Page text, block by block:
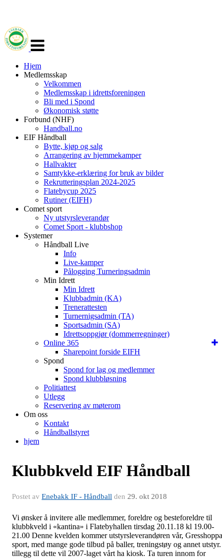
navigasjon
Hjem
Medlemsskap
Velkommen
Medlemsskap i idrettsforeningen
Bli med i Spond
Økonomisk støtte
Forbund (NHF)
Handball.no
EIF Håndball
Bytte, kjøp og salg
Arrangering av hjemmekamper
Hallvakter
Samtykke-erklæring for bruk av bilder
Rekrutteringsplan 2024-2025
Flatebycup 2025
Rutiner (EIFH)
Comet sport
Ny utstyrsleverandør
Comet Sport - klubbshop
Systemer
Håndball Live
Info
Live-kamper
Pålogging Turneringsadmin
Min Idrett
Min Idrett
Klubbadmin (KA)
Trenerattesten
Turnernigsadmin (TA)
Sportsadmin (SA)
Idrettsoppgjør (dommerregninger)
Online 365
Sharepoint forside EIFH
Spond
Spond for lag og medlemmer
Spond klubbløsning
Politiattest
Utlegg
Reservering av møterom
Om oss
Kontakt
Håndballstyret
hjem
Klubbkveld EIF Håndball
Postet av Enebakk IF - Håndball den 29. okt 2018
Vi ønsker å invitere alle medlemmer, foreldre og besteforeldre til
klubbkveld i «kantina» i Flatebyhallen tirsdag 20.11.18 kl 19.00-
21.00 Denne kvelden kommer utstyrsleverandøren vår, Gresshoppa
sport, med mange gode tilbud på baller, treningstøy og annet
tillegg til dette vil 2007-laget vårt ha kiosk. Ta turen innom for